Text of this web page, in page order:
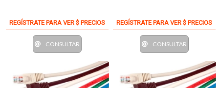
REGÍSTRATE PARA VER $ PRECIOS
CONSULTAR
REGÍSTRATE PARA VER $ PRECIOS
CONSULTAR